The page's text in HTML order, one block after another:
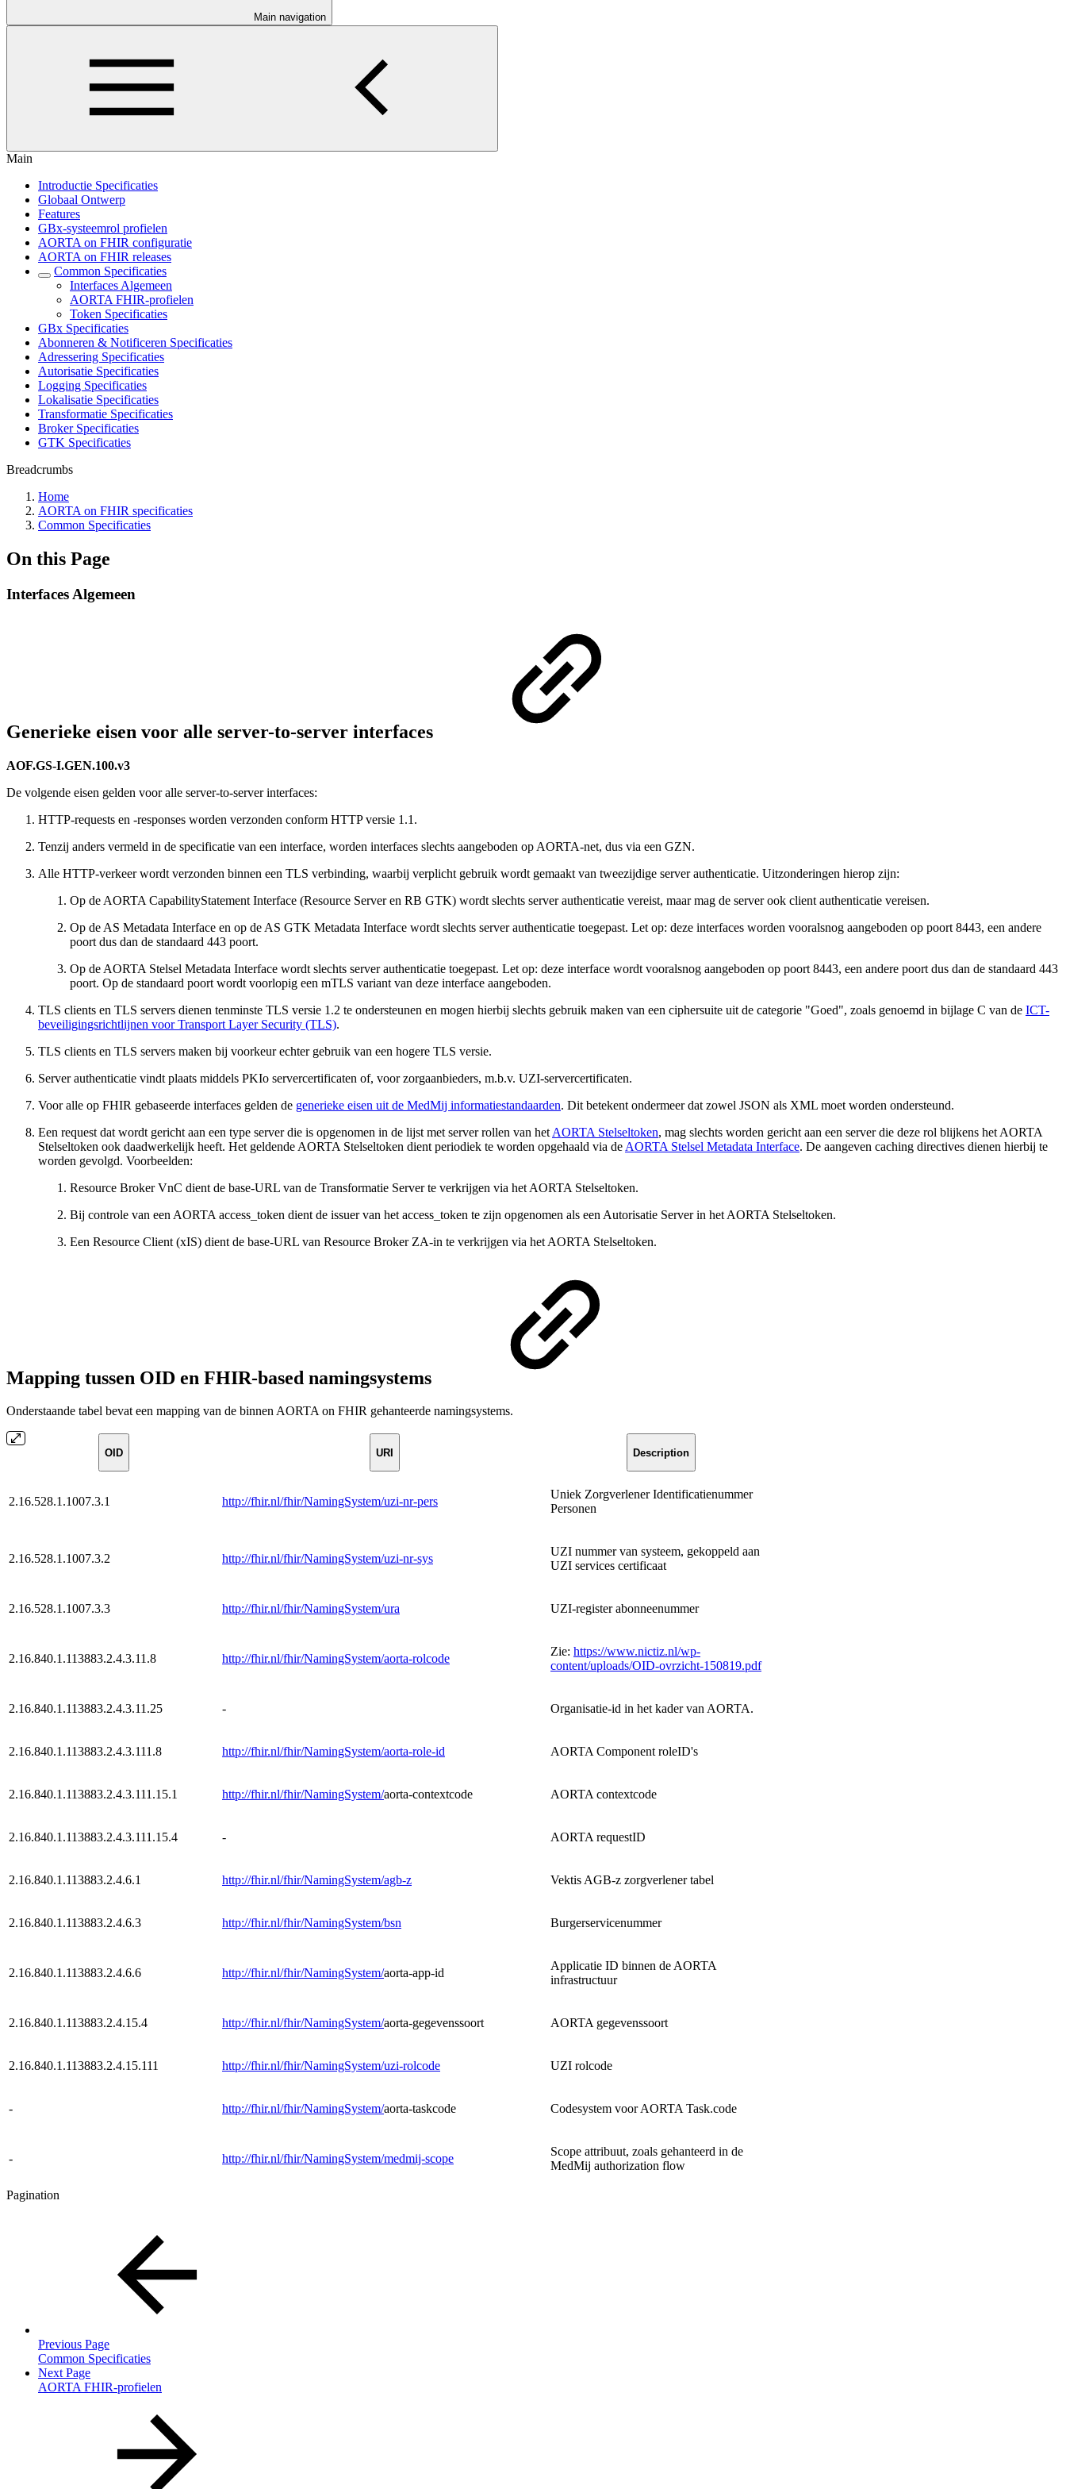
Main navigation
Main
Introductie Specificaties
Globaal Ontwerp
Features
GBx-systeemrol profielen
AORTA on FHIR configuratie
AORTA on FHIR releases
Common Specificaties
Interfaces Algemeen
AORTA FHIR-profielen
Token Specificaties
GBx Specificaties
Abonneren & Notificeren Specificaties
Adressering Specificaties
Autorisatie Specificaties
Logging Specificaties
Lokalisatie Specificaties
Transformatie Specificaties
Broker Specificaties
GTK Specificaties
Breadcrumbs
Home
AORTA on FHIR specificaties
Common Specificaties
On this Page
Interfaces Algemeen
Generieke eisen voor alle server-to-server interfaces
AOF.GS-I.GEN.100.v3
De volgende eisen gelden voor alle server-to-server interfaces:
HTTP-requests en -responses worden verzonden conform HTTP versie 1.1.
Tenzij anders vermeld in de specificatie van een interface, worden interfaces slechts aangeboden op AORTA-net, dus via een GZN.
Alle HTTP-verkeer wordt verzonden binnen een TLS verbinding, waarbij verplicht gebruik wordt gemaakt van tweezijdige server authenticatie. Uitzonderingen hierop zijn:
Op de AORTA CapabilityStatement Interface (Resource Server en RB GTK) wordt slechts server authenticatie vereist, maar mag de server ook client authenticatie vereisen.
Op de AS Metadata Interface en op de AS GTK Metadata Interface wordt slechts server authenticatie toegepast. Let op: deze interfaces worden vooralsnog aangeboden op poort 8443, een andere
poort dus dan de standaard 443 poort.
Op de AORTA Stelsel Metadata Interface wordt slechts server authenticatie toegepast. Let op: deze interface wordt vooralsnog aangeboden op poort 8443, een andere poort dus dan de standaard 443
poort. Op de standaard poort wordt voorlopig een mTLS variant van deze interface aangeboden.
TLS clients en TLS servers dienen tenminste TLS versie 1.2 te ondersteunen en mogen hierbij slechts gebruik maken van een ciphersuite uit de categorie "Goed", zoals genoemd in bijlage C van de ICT-
beveiligingsrichtlijnen voor Transport Layer Security (TLS).
TLS clients en TLS servers maken bij voorkeur echter gebruik van een hogere TLS versie.
Server authenticatie vindt plaats middels PKIo servercertificaten of, voor zorgaanbieders, m.b.v. UZI-servercertificaten.
Voor alle op FHIR gebaseerde interfaces gelden de generieke eisen uit de MedMij informatiestandaarden. Dit betekent ondermeer dat zowel JSON als XML moet worden ondersteund.
Een request dat wordt gericht aan een type server die is opgenomen in de lijst met server rollen van het AORTA Stelseltoken, mag slechts worden gericht aan een server die deze rol blijkens het AORTA
Stelseltoken ook daadwerkelijk heeft. Het geldende AORTA Stelseltoken dient periodiek te worden opgehaald via de AORTA Stelsel Metadata Interface. De aangeven caching directives dienen hierbij te
worden gevolgd. Voorbeelden:
Resource Broker VnC dient de base-URL van de Transformatie Server te verkrijgen via het AORTA Stelseltoken.
Bij controle van een AORTA access_token dient de issuer van het access_token te zijn opgenomen als een Autorisatie Server in het AORTA Stelseltoken.
Een Resource Client (xIS) dient de base-URL van Resource Broker ZA-in te verkrijgen via het AORTA Stelseltoken.
Mapping tussen OID en FHIR-based namingsystems
Onderstaande tabel bevat een mapping van de binnen AORTA on FHIR gehanteerde namingsystems.
OID URI Description
2.16.528.1.1007.3.1 http://fhir.nl/fhir/NamingSystem/uzi-nr-pers
Uniek Zorgverlener Identificatienummer
Personen
2.16.528.1.1007.3.2 http://fhir.nl/fhir/NamingSystem/uzi-nr-sys
UZI nummer van systeem, gekoppeld aan
UZI services certificaat
2.16.528.1.1007.3.3 http://fhir.nl/fhir/NamingSystem/ura UZI-register abonneenummer
2.16.840.1.113883.2.4.3.11.8 http://fhir.nl/fhir/NamingSystem/aorta-rolcode
Zie: https://www.nictiz.nl/wp-
content/uploads/OID-ovrzicht-150819.pdf
2.16.840.1.113883.2.4.3.11.25 - Organisatie-id in het kader van AORTA.
2.16.840.1.113883.2.4.3.111.8 http://fhir.nl/fhir/NamingSystem/aorta-role-id AORTA Component roleID's
2.16.840.1.113883.2.4.3.111.15.1 http://fhir.nl/fhir/NamingSystem/aorta-contextcode AORTA contextcode
2.16.840.1.113883.2.4.3.111.15.4 - AORTA requestID
2.16.840.1.113883.2.4.6.1 http://fhir.nl/fhir/NamingSystem/agb-z Vektis AGB-z zorgverlener tabel
2.16.840.1.113883.2.4.6.3 http://fhir.nl/fhir/NamingSystem/bsn Burgerservicenummer
2.16.840.1.113883.2.4.6.6 http://fhir.nl/fhir/NamingSystem/aorta-app-id
Applicatie ID binnen de AORTA
infrastructuur
2.16.840.1.113883.2.4.15.4 http://fhir.nl/fhir/NamingSystem/aorta-gegevenssoort AORTA gegevenssoort
2.16.840.1.113883.2.4.15.111 http://fhir.nl/fhir/NamingSystem/uzi-rolcode UZI rolcode
- http://fhir.nl/fhir/NamingSystem/aorta-taskcode Codesystem voor AORTA Task.code
- http://fhir.nl/fhir/NamingSystem/medmij-scope
Scope attribuut, zoals gehanteerd in de
MedMij authorization flow
Pagination
Previous Page
Common Specificaties
Next Page
AORTA FHIR-profielen